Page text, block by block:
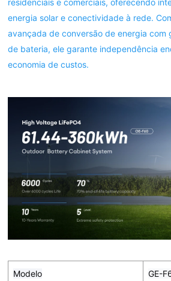
energia solar e conectividade à rede.
avançada de conversão de energia com
de bateria, ele garante independência
economia de custos.
Modelo GE-